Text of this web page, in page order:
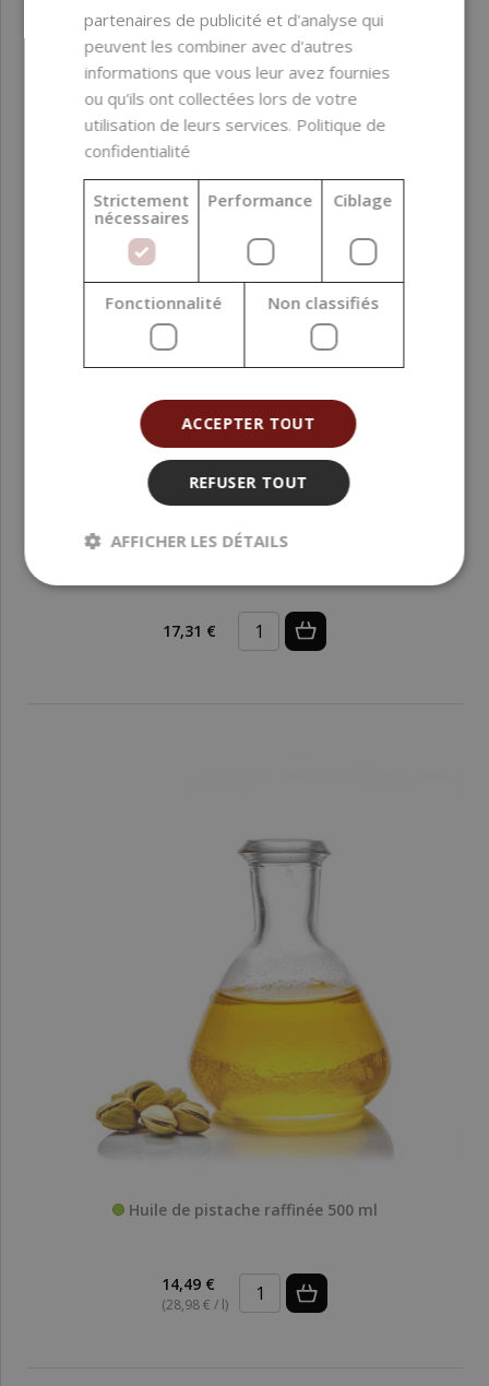
Huile de pépins de pastèque, raffinée 500 ml
17,31 €
Huile de pistache raffinée 500 ml
14,49 €
(28,98 € / l)
partenaires de publicité et d'analyse qui
peuvent les combiner avec d'autres
informations que vous leur avez fournies
ou qu'ils ont collectées lors de votre
utilisation de leurs services. Politique de
confidentialité
Strictement
nécessaires
Performance Ciblage
Fonctionnalité Non classifiés
ACCEPTER TOUT
REFUSER TOUT
AFFICHER LES DÉTAILS